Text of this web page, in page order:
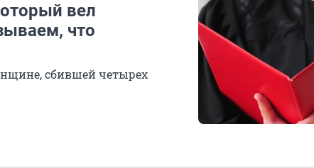
вел
что
сбившей четырех